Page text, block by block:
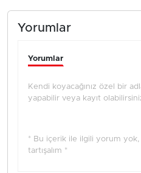
Yorumlar
Yorumlar
Kendi koyacağınız özel bir
yapabilir veya kayıt
* Bu içerik ile ilgili yorum yok,
tartışalım *